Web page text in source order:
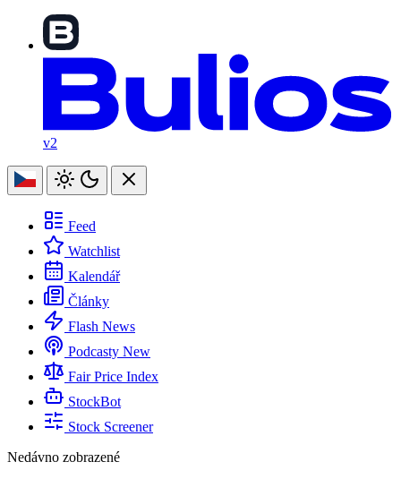
v2
Feed
Watchlist
Kalendář
Články
Flash News
Podcasty New
Fair Price Index
StockBot
Stock Screener
Nedávno zobrazené